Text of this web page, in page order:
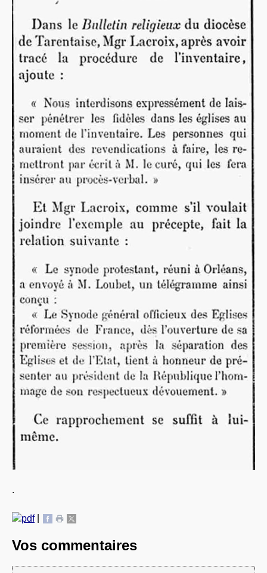
.
|
Vos commentaires